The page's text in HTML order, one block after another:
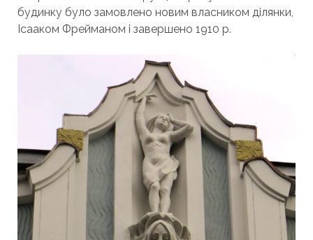
будинку було замовлено новим власником ділянки,
Ісааком Фрейманом і завершено 1910 р.